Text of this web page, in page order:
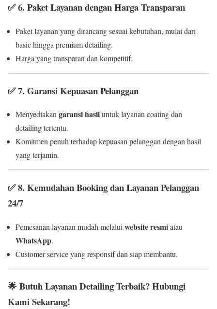
✅6. Paket Layanan dengan Harga Transparan
Paket layanan yang dirancang sesuai kebutuhan, mulai dari
basic hingga premium detailing.
Harga yang transparan dan kompetitif.
✅7. Garansi Kepuasan Pelanggan
Menyediakangaransi hasiluntuk layanan coating dan
detailing tertentu.
Komitmen penuh terhadap kepuasan pelanggan dengan hasil
yang terjamin.
✅8. Kemudahan Booking dan Layanan Pelanggan
24/7
Pemesanan layanan mudah melalui website resmiatau
WhatsApp.
Customer service yang responsif dan siap membantu.
🌟Butuh Layanan Detailing Terbaik? Hubungi
Kami Sekarang!